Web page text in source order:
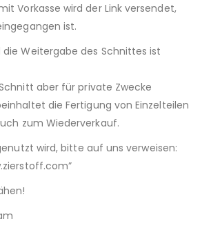
Vorkasse wird der Link versendet,
ist.
die Weitergabe des Schnittes ist
aber für private Zwecke
die Fertigung von Einzelteilen
zum Wiederverkauf.
wird, bitte auf uns verweisen: